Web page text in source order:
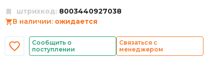
штрихкод: 8003440927038
В наличии: ожидается
Сообщить о
поступлении
Связаться с
менеджером